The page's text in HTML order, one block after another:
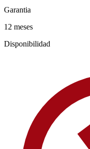
Garantia
12 meses
Disponibilidad